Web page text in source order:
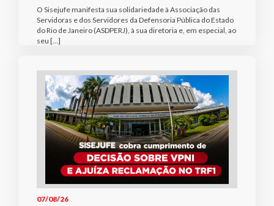
O Sisejufe manifesta sua solidariedade à Associação das
Servidoras e dos Servidores da Defensoria Pública do Estado
do Rio de Janeiro (ASDPERJ), à sua diretoria e, em especial, ao
seu […]
07/08/26